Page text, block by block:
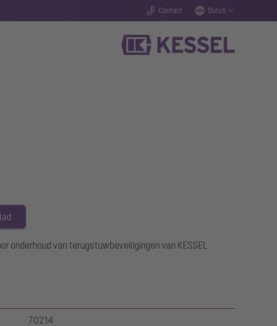
Contact Dutch
onderhoud van terugstuwbeveiligingen van KESSEL
70214